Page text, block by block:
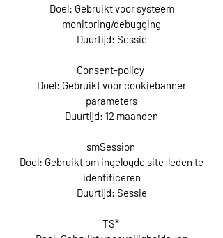
Doel: Gebruikt voor systeem
monitoring/debugging
Duurtijd: Sessie
Consent-policy
Doel: Gebruikt voor cookiebanner
parameters
Duurtijd: 12 maanden
smSession
Doel: Gebruikt om ingelogde site-leden te
identificeren
Duurtijd: Sessie
TS*